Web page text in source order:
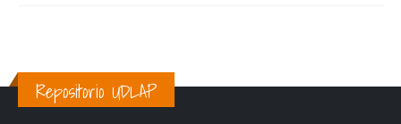
Repositorio UDLAP